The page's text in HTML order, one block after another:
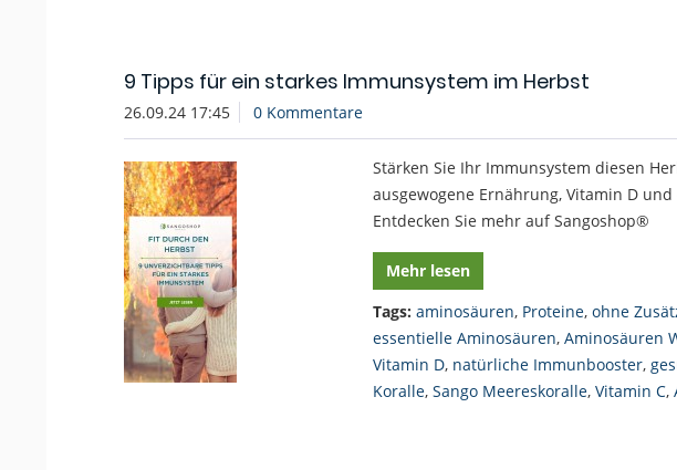
9 Tipps für ein starkes Immunsystem im Herbst
26.09.24 17:45 0 Kommentare
Stärken Sie Ihr Immunsystem diesen
ausgewogene Ernährung, Vitamin D
Entdecken Sie mehr auf Sangoshop®
Mehr lesen
Tags: aminosäuren, Proteine, ohne
essentielle Aminosäuren, Aminosäuren
Vitamin D, natürliche Immunbooster,
Koralle, Sango Meereskoralle, Vitamin C,